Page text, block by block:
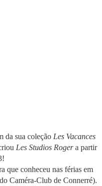
da sua coleção Les Vacances
Les Studios Rogera partir
que conheceu nas férias em
Caméra-Club de Connerré).